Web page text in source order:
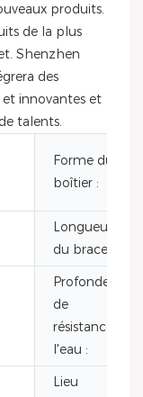
produits.
de la plus
Shenzhen
des
innovantes et
talents.
Forme du
boîtier :
Longueur
du bracelet :
Profondeur
de
résistance à
l'eau :
Lieu